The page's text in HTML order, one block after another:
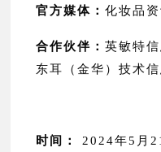
官方媒体：化妆品
合作伙伴：英敏特
东耳（金华）技术信
时间： 2024年5月